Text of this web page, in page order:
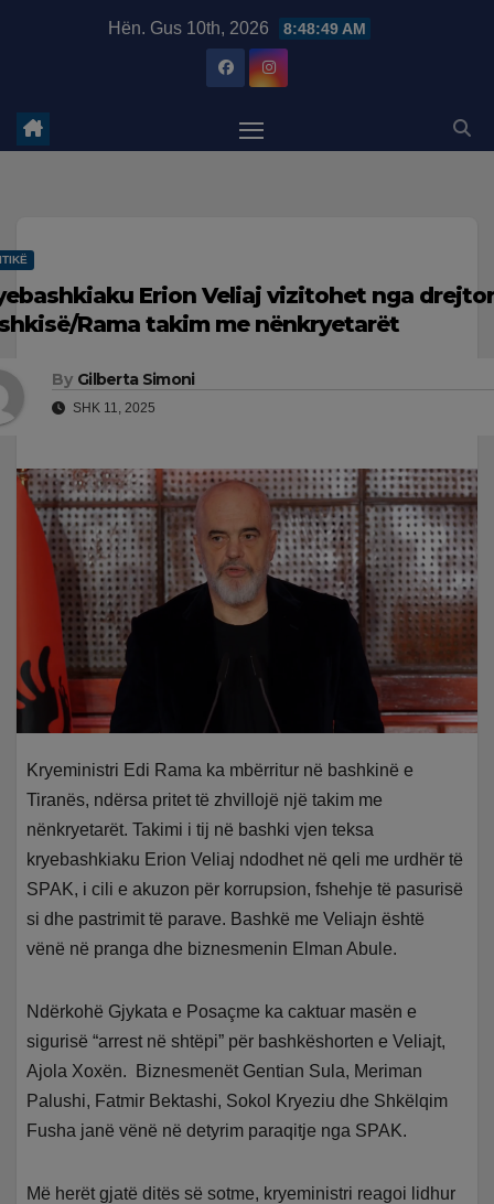
Hën. Gus 10th, 2026 8:48:49 AM
Erion Veliaj vizitohet nga
Rama takim me nënkryetarët
By Gilberta Simoni
SHK 11, 2025
Kryeministri Edi Rama ka mbërritur në bashkinë e
Tiranës, ndërsa pritet të zhvillojë një takim me
nënkryetarët. Takimi i tij në bashki vjen teksa
kryebashkiaku Erion Veliaj ndodhet në qeli me urdhër të
SPAK, i cili e akuzon për korrupsion, fshehje të pasurisë
si dhe pastrimit të parave. Bashkë me Veliajn është
vënë në pranga dhe biznesmenin Elman Abule.
Ndërkohë Gjykata e Posaçme ka caktuar masën e
sigurisë “arrest në shtëpi” për bashkëshorten e Veliajt,
Ajola Xoxën. Biznesmenët Gentian Sula, Meriman
Palushi, Fatmir Bektashi, Sokol Kryeziu dhe Shkëlqim
Fusha janë vënë në detyrim paraqitje nga SPAK.
Më herët gjatë ditës së sotme, kryeministri reagoi lidhur